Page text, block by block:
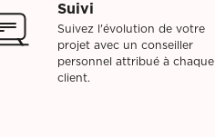
Suivi
Suivez l'évolution de votre
projet avec un conseiller
personnel attribué à chaque
client.